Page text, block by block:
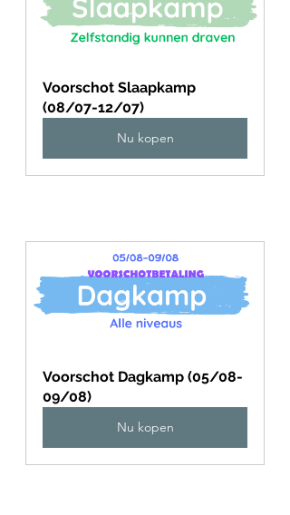
Voorschot Slaapkamp
(08/07-12/07)
Nu kopen
Voorschot Dagkamp (05/08-
09/08)
Nu kopen